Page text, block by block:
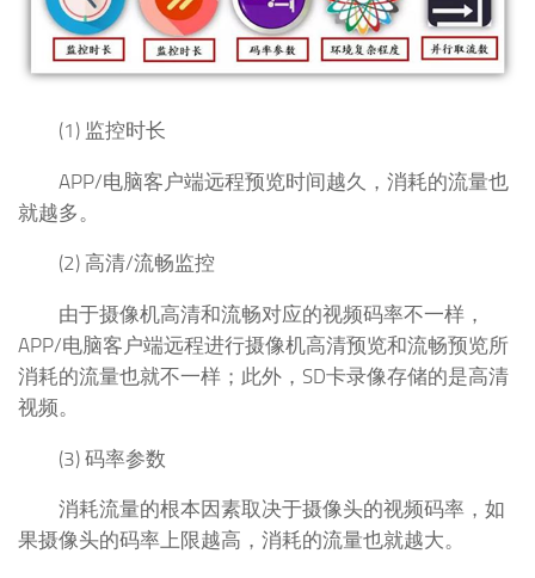
(1) 监控时长
APP/电脑客户端远程预览时间越久，消耗的流量也
就越多。
(2) 高清/流畅监控
由于摄像机高清和流畅对应的视频码率不一样，
APP/电脑客户端远程进行摄像机高清预览和流畅预览所
消耗的流量也就不一样；此外，SD卡录像存储的是高清
视频。
(3) 码率参数
消耗流量的根本因素取决于摄像头的视频码率，如
果摄像头的码率上限越高，消耗的流量也就越大。